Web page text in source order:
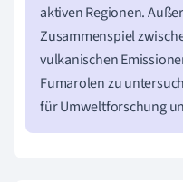
aktiven Regionen.
Zusammenspiel
vulkanischen
Fumarolen zu
für Umweltforschung